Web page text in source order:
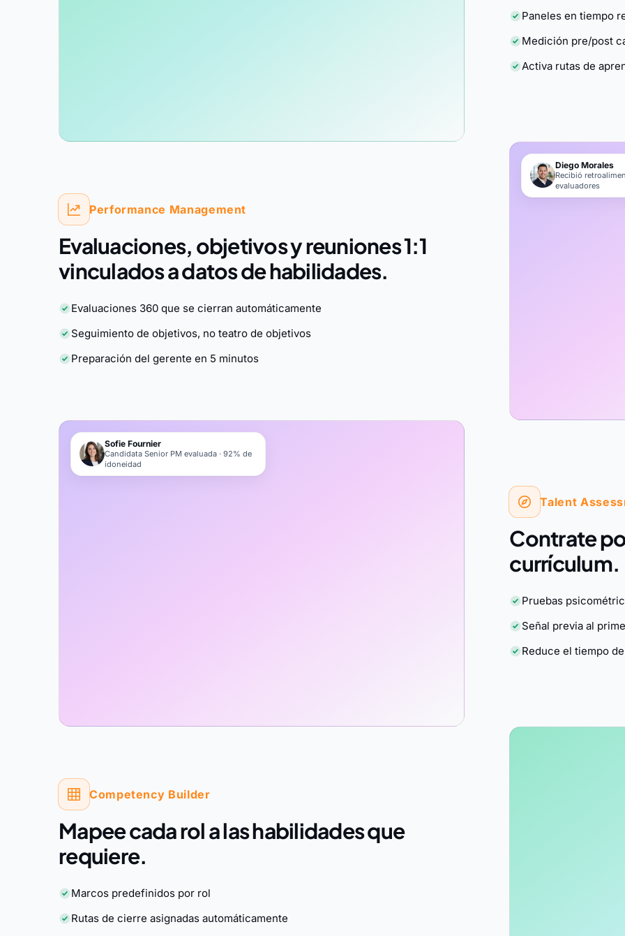
Paneles en tiempo
Medición pre/post
Activa rutas de
Performance Management
Evaluaciones, objetivos y reuniones 1:1
vinculados a datos de habilidades.
Evaluaciones 360 que se cierran automáticamente
Seguimiento de objetivos, no teatro de objetivos
Preparación del gerente en 5 minutos
Diego Morales
Recibió
evaluadores
Sofie Fournier
Candidata Senior PM evaluada · 92% de
idoneidad
Talent
Contrate
currículum.
Pruebas
Señal previa al
Reduce el tiempo
Competency Builder
Mapee cada rol a las habilidades que
requiere.
Marcos predefinidos por rol
Rutas de cierre asignadas automáticamente